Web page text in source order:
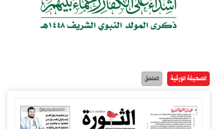
الصحيفة الورقية الملحق